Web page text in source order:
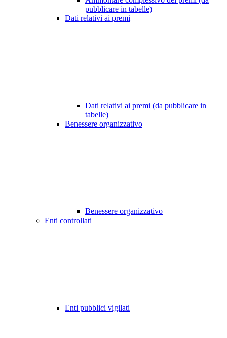
pubblicare in tabelle)
Dati relativi ai premi
Dati relativi ai premi (da pubblicare in
tabelle)
Benessere organizzativo
Benessere organizzativo
Enti controllati
Enti pubblici vigilati